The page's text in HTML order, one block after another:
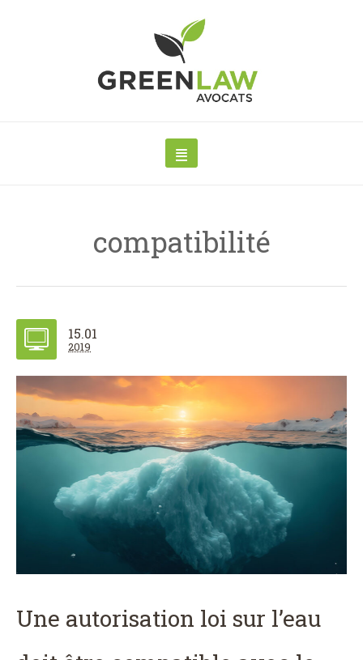
compatibilité
15.01
2019
Une autorisation loi sur l’eau